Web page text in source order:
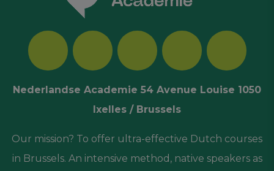
Nederlandse Academie 54 Avenue Louise 1050
Ixelles / Brussels
Our mission? To offer ultra-effective Dutch courses
in Brussels. An intensive method, native speakers as